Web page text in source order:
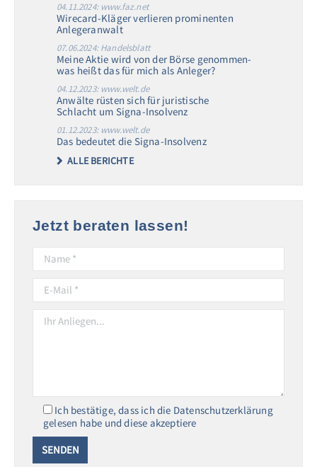
04.11.2024: www.faz.net
Wirecard-Kläger verlieren prominenten
Anlegeranwalt
07.06.2024: Handelsblatt
Meine Aktie wird von der Börse genommen-
was heißt das für mich als Anleger?
04.12.2023: www.welt.de
Anwälte rüsten sich für juristische
Schlacht um Signa-Insolvenz
01.12.2023: www.welt.de
Das bedeutet die Signa-Insolvenz
ALLE BERICHTE
Jetzt beraten lassen!
Ich bestätige, dass ich die Datenschutzerklärung
gelesen habe und diese akzeptiere